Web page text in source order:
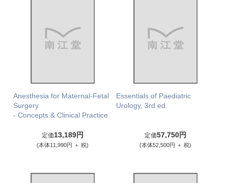
Anesthesia for Maternal-Fetal
Surgery
- Concepts & Clinical Practice
定価13,189円
(本体11,990円 ＋ 税)
Essentials of Paediatric
Urology, 3rd ed.
定価57,750円
(本体52,500円 ＋ 税)